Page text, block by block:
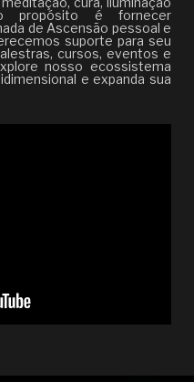
propósito é fornecer
de Ascensão pessoal e
suporte para seu
cursos, eventos e
nosso ecossistema
e expanda sua